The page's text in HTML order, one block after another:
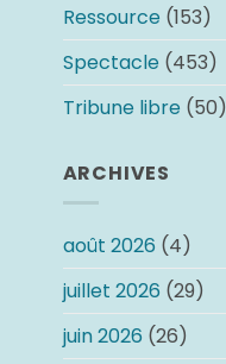
Ressource(153)
Spectacle(453)
Tribune libre(50)
ARCHIVES
août 2026 (4)
juillet 2026 (29)
juin 2026 (26)